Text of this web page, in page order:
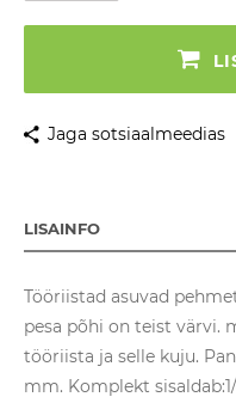
Jaga sotsiaalmeedias
LISAINFO
Tööriistad asuvad
pesa põhi on teist värvi.
tööriista ja selle kuju.
mm. Komplekt